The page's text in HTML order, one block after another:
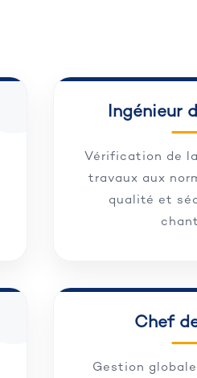
Ingénieur
Vérification de
travaux aux
qualité et
Chef
Gestion